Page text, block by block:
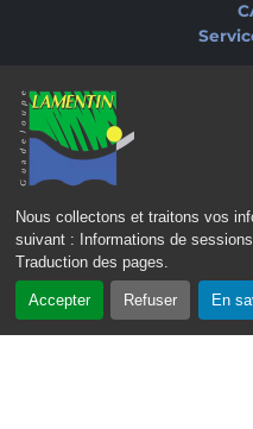
Nous collectons et traitons vos
suivant :
Informations de
Traduction des pages
Accepter Refuser En
CONTACT